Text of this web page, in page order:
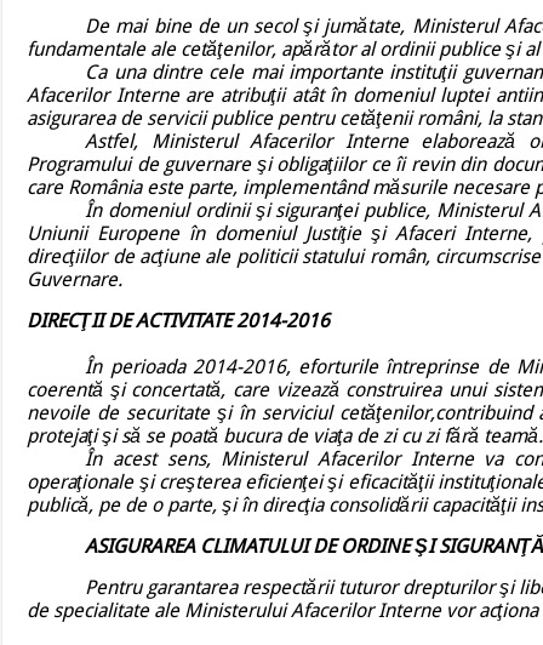
De mai bine de un secol şi jumătate, Ministerul
fundamentale ale cetăţenilor, apărător al ordinii publice şi
Ca una dintre cele mai importante instituţii
Afacerilor Interne are atribuţii atât în domeniul luptei
asigurarea de servicii publice pentru cetăţenii români, la
Astfel, Ministerul Afacerilor Interne elaborează
Programului de guvernare şi obligaţiilor ce îi revin din
care România este parte, implementând măsurile necesare
În domeniul ordinii şi siguranţei publice, Ministerul
Uniunii Europene în domeniul Justiţie şi Afaceri
direcţiilor de acţiune ale politicii statului român,
Guvernare.
DIRECŢII DE ACTIVITATE 2014-2016
În perioada 2014-2016, eforturile întreprinse de
coerentă şi concertată, care vizează construirea unui
nevoile de securitate şi în serviciul
protejaţi şi să se poată bucura de viaţa de zi cu zi fără teamă.
În acest sens, Ministerul Afacerilor Interne va
operaţionale şi creşterea eficienţei şi eficacităţii
publică, pe de o parte, şi în direcţia consolidării capacităţii
ASIGURAREA CLIMATULUI DE ORDINE ŞI
Pentru garantarea respectării tuturor drepturilor şi
de specialitate ale Ministerului Afacerilor Interne vor